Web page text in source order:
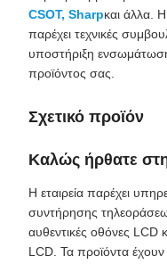
CSOT, Sharpκαι άλλα.
παρέχει τεχνικές
υποστήριξη
προϊόντος σας.
Σχετικό προϊόν
Καλώς ήρθατε
Η εταιρεία παρέχει
συντήρησης
αυθεντικές οθόνες LCD
LCD. Τα προϊόντα